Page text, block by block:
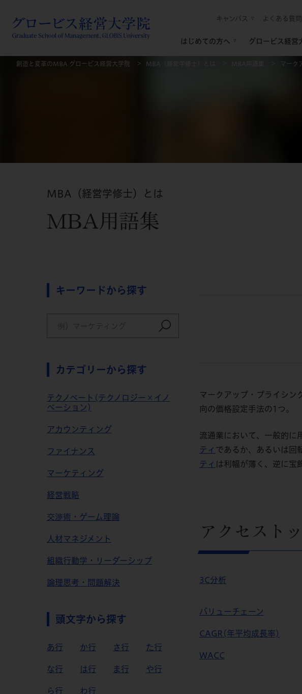
キャンパス よくある質問
はじめての方へ グロービス経営
創造と変革のMBA グロービス経営大学院 MBA（経営学修士）とは マーク
MBA（経営学修士）とは
MBA用語集
キーワードから探す
カテゴリーから探す
テクノベート(テクノロジー×イノ
ベーション)
アカウンティング
ファイナンス
マーケティング
経営戦略
交渉術・ゲーム理論
人材マネジメント
組織行動学・リーダーシップ
論理思考・問題解決
頭文字から探す
あ行 か行 さ行 た行
な行 は行 ま行 や行
ら行 わ行
マークアップ・プライシン
向の価格設定手法の1つ。
流通業において、一般的に
ティ であるか、あるいは回
ティ は利幅が薄く、逆に宝
アクセスト
3C分析
バリューチェーン
CAGR(年平均成長率)
WACC